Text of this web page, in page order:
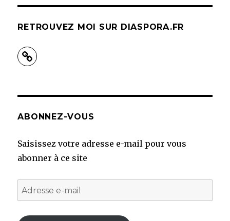
RETROUVEZ MOI SUR DIASPORA.FR
ABONNEZ-VOUS
Saisissez votre adresse e-mail pour vous
abonner à ce site
Adresse
e-
mail